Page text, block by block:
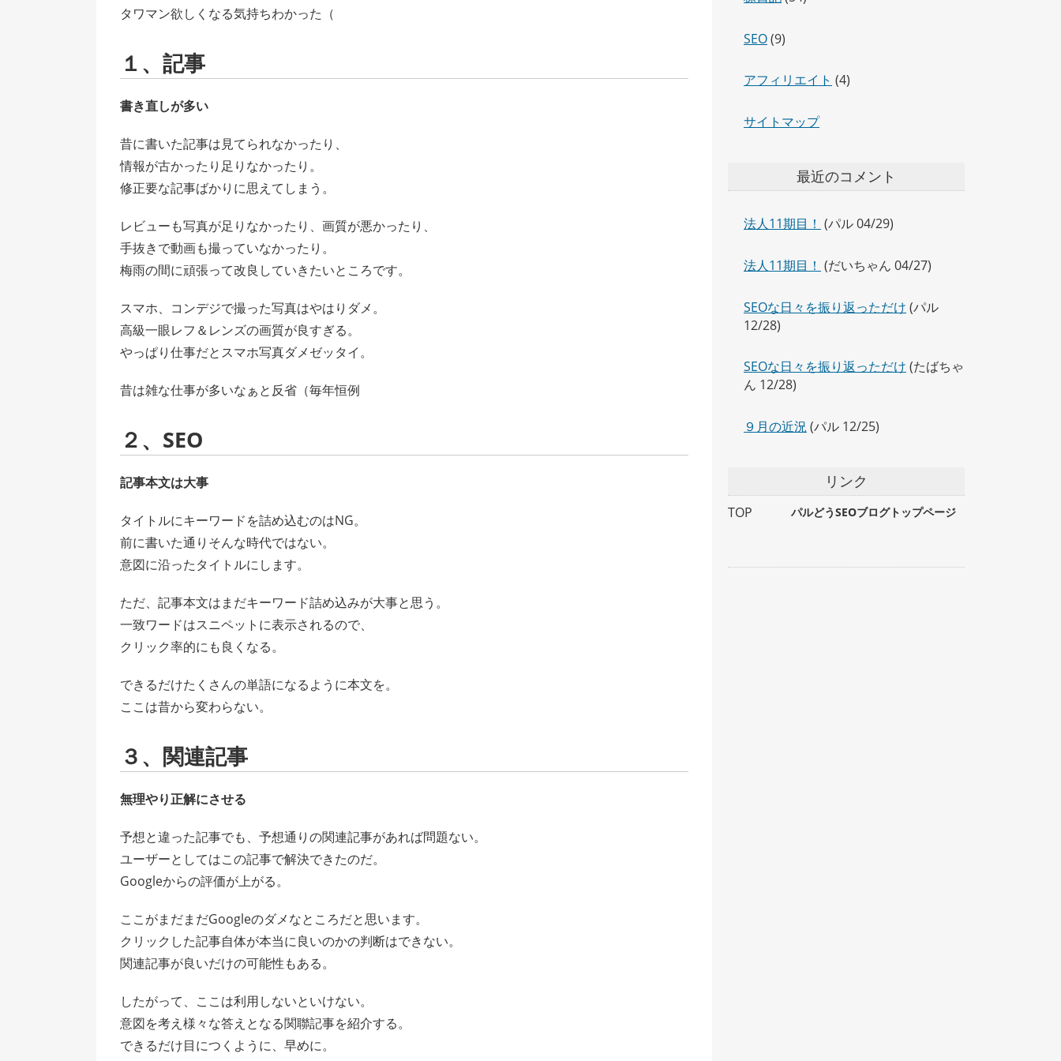
タワマン欲しくなる気持ちわかった（
１、記事
書き直しが多い
昔に書いた記事は見てられなかったり、
情報が古かったり足りなかったり。
修正要な記事ばかりに思えてしまう。
レビューも写真が足りなかったり、画質が悪かったり、
手抜きで動画も撮っていなかったり。
梅雨の間に頑張って改良していきたいところです。
スマホ、コンデジで撮った写真はやはりダメ。
高級一眼レフ＆レンズの画質が良すぎる。
やっぱり仕事だとスマホ写真ダメゼッタイ。
昔は雑な仕事が多いなぁと反省（毎年恒例
２、SEO
記事本文は大事
タイトルにキーワードを詰め込むのはNG。
前に書いた通りそんな時代ではない。
意図に沿ったタイトルにします。
ただ、記事本文はまだキーワード詰め込みが大事と思う。
一致ワードはスニペットに表示されるので、
クリック率的にも良くなる。
できるだけたくさんの単語になるように本文を。
ここは昔から変わらない。
３、関連記事
無理やり正解にさせる
予想と違った記事でも、予想通りの関連記事があれば問題ない。
ユーザーとしてはこの記事で解決できたのだ。
Googleからの評価が上がる。
ここがまだまだGoogleのダメなところだと思います。
クリックした記事自体が本当に良いのかの判断はできない。
関連記事が良いだけの可能性もある。
したがって、ここは利用しないといけない。
意図を考え様々な答えとなる関聯記事を紹介する。
できるだけ目につくように、早めに。
SEO(9)
アフィリエイト (4)
サイトマップ
最近のコメント
法人11期目！ (パル 04/29)
法人11期目！ (だいちゃん 04/27)
SEOな日々を振り返っただけ (パル
12/28)
SEOな日々を振り返っただけ (たばちゃ
ん 12/28)
９月の近況 (パル 12/25)
リンク
TOP パルどうSEOブログトップページ